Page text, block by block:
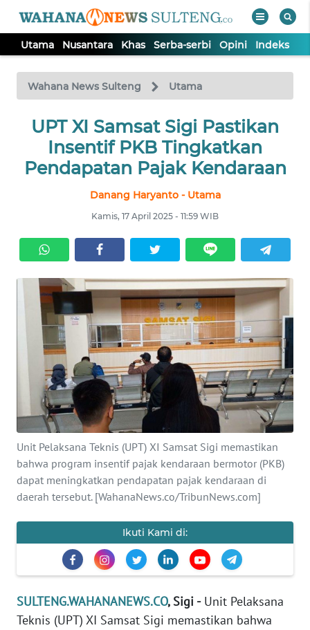
Utama Nusantara Khas Serba-serbi Opini Indeks
Wahana News Sulteng Utama
UPT XI Samsat Sigi Pastikan
Insentif PKB Tingkatkan
Pendapatan Pajak Kendaraan
Danang Haryanto - Utama
Kamis, 17 April 2025 - 11:59 WIB
Unit Pelaksana Teknis (UPT) XI Samsat Sigi memastikan
bahwa program insentif pajak kendaraan bermotor (PKB)
dapat meningkatkan pendapatan pajak kendaraan di
daerah tersebut. [WahanaNews.co/TribunNews.com]
Ikuti Kami di:
SULTENG.WAHANANEWS.CO, Sigi -Unit Pelaksana
Teknis (UPT) XI Samsat Sigi memastikan bahwa
TV
Tutup
UTAMA
NUSANTARA
SERBA-
SERBI
OPINI
Informasi
BERITA
KONTAK
KAMI
INFO
IKLAN
PEDOMAN
MEDIA
SIBER